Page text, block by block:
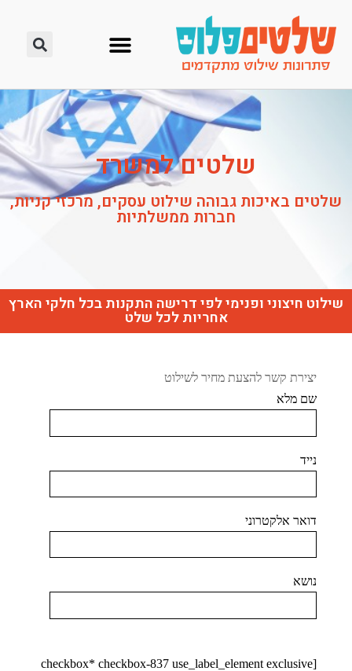
שלטים למשרד
שלטים באיכות גבוהה שילוט עסקים, מרכזי קניות,
חברות ממשלתיות
שילוט חיצוני ופנימי לפי דרישה התקנות בכל חלקי הארץ
אחריות לכל שלט
יצירת קשר להצעת מחיר לשילוט
שם מלא
נייד
דואר אלקטרוני
נושא
[checkbox* checkbox-837 use_label_element exclusive